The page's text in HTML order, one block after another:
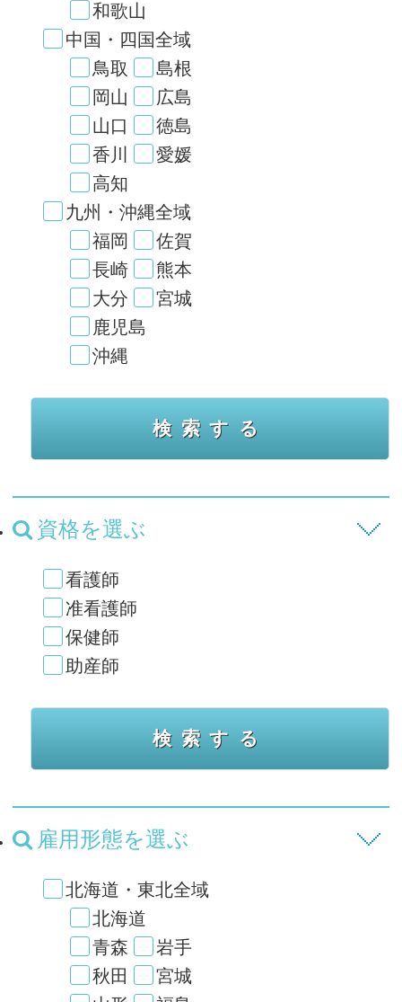
和歌山
中国・四国全域
鳥取
島根
岡山
広島
山口
徳島
香川
愛媛
高知
九州・沖縄全域
福岡
佐賀
長崎
熊本
大分
宮城
鹿児島
沖縄
資格を選ぶ
看護師
准看護師
保健師
助産師
雇用形態を選ぶ
北海道・東北全域
北海道
青森
岩手
秋田
宮城